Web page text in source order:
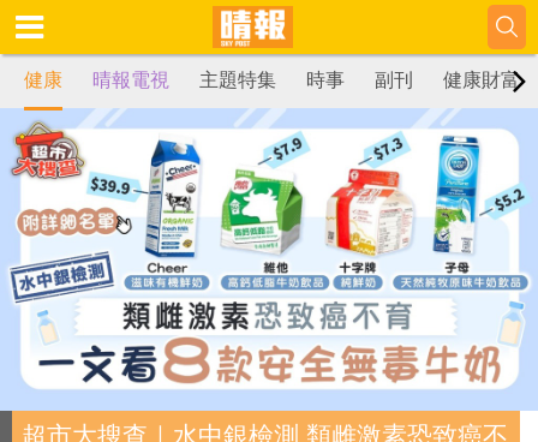
健康 晴報電視 主題特集 時事 副刊 健康財富
超市大搜查｜水中銀檢測 類雌激素恐致癌不